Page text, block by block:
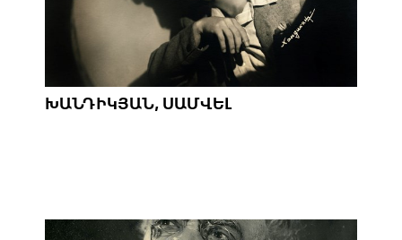
ԽԱՆԴԻԿՅԱՆ, ՍԱՄՎԵԼ